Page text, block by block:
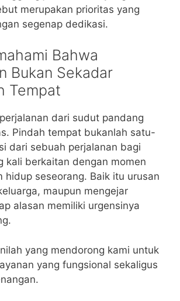
merupakan prioritas yang
segenap dedikasi.
Bahwa
Bukan Sekadar
Tempat
dari sudut pandang
Pindah tempat bukanlah satu-
dari sebuah perjalanan bagi
kali berkaitan dengan momen
hidup seseorang. Baik itu urusan
maupun mengejar
alasan memiliki urgensinya
yang mendorong kami untuk
yang fungsional sekaligus